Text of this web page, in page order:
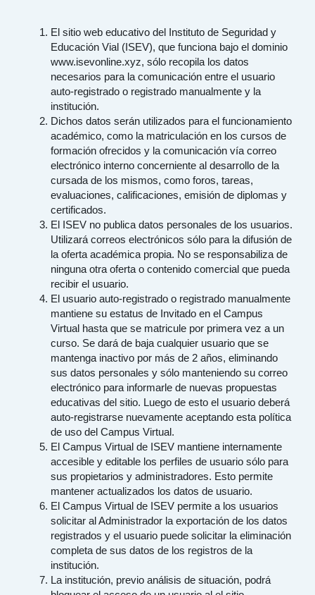
El sitio web educativo del Instituto de Seguridad y
Educación Vial (ISEV), que funciona bajo el dominio
www.isevonline.xyz, sólo recopila los datos
necesarios para la comunicación entre el usuario
auto-registrado o registrado manualmente y la
institución.
Dichos datos serán utilizados para el funcionamiento
académico, como la matriculación en los cursos de
formación ofrecidos y la comunicación vía correo
electrónico interno concerniente al desarrollo de la
cursada de los mismos, como foros, tareas,
evaluaciones, calificaciones, emisión de diplomas y
certificados.
El ISEV no publica datos personales de los usuarios.
Utilizará correos electrónicos sólo para la difusión de
la oferta académica propia. No se responsabiliza de
ninguna otra oferta o contenido comercial que pueda
recibir el usuario.
El usuario auto-registrado o registrado manualmente
mantiene su estatus de Invitado en el Campus
Virtual hasta que se matricule por primera vez a un
curso. Se dará de baja cualquier usuario que se
mantenga inactivo por más de 2 años, eliminando
sus datos personales y sólo manteniendo su correo
electrónico para informarle de nuevas propuestas
educativas del sitio. Luego de esto el usuario deberá
auto-registrarse nuevamente aceptando esta política
de uso del Campus Virtual.
El Campus Virtual de ISEV mantiene internamente
accesible y editable los perfiles de usuario sólo para
sus propietarios y administradores. Esto permite
mantener actualizados los datos de usuario.
El Campus Virtual de ISEV permite a los usuarios
solicitar al Administrador la exportación de los datos
registrados y el usuario puede solicitar la eliminación
completa de sus datos de los registros de la
institución.
La institución, previo análisis de situación, podrá